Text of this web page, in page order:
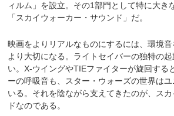
ィルム」を設立。その1部門として特に大き
「スカイウォーカー・サウンド」だ。
映画をよりリアルなものにするには、環境
より大切になる。ライトセイバーの独特の
い。X-ウイングやTIEファイターが旋回する
ーの呼吸音も、スター・ウォーズの世界は
いる。それを陰ながら支えてきたのが、ス
ドなのである。